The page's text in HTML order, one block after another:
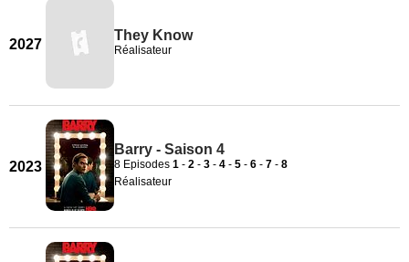
2027
They Know
Réalisateur
2023
Barry - Saison 4
8 Episodes 1 - 2 - 3 - 4 - 5 - 6 - 7 - 8
Réalisateur